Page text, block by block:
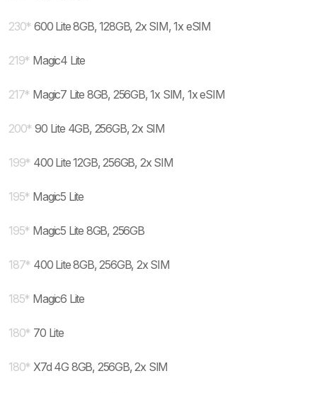
230* 600 Lite 8GB, 128GB, 2x SIM, 1x eSIM
219* Magic4 Lite
217* Magic7 Lite 8GB, 256GB, 1x SIM, 1x eSIM
200* 90 Lite 4GB, 256GB, 2x SIM
199* 400 Lite 12GB, 256GB, 2x SIM
195* Magic5 Lite
195* Magic5 Lite 8GB, 256GB
187* 400 Lite 8GB, 256GB, 2x SIM
185* Magic6 Lite
180* 70 Lite
180* X7d 4G 8GB, 256GB, 2x SIM